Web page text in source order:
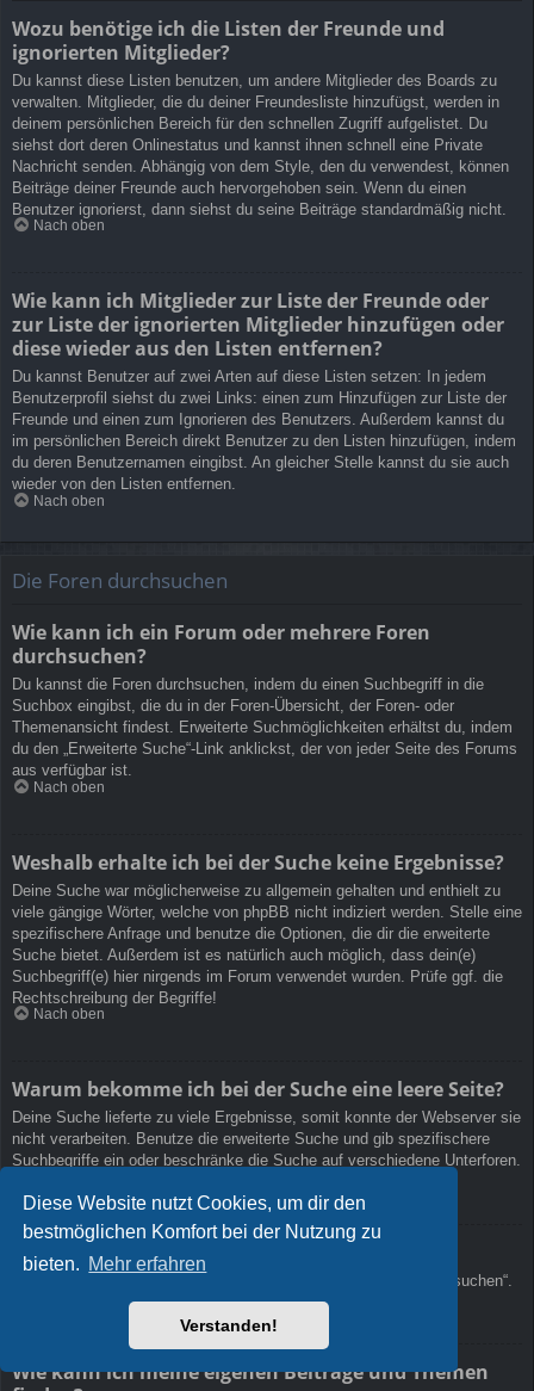
Diese Website nutzt Cookies, um dir den
bestmöglichen Komfort bei der Nutzung zu
bieten. Mehr erfahren
Verstanden!
Wozu benötige ich die Listen der Freunde und
ignorierten Mitglieder?
Du kannst diese Listen benutzen, um andere Mitglieder des Boards zu
verwalten. Mitglieder, die du deiner Freundesliste hinzufügst, werden in
deinem persönlichen Bereich für den schnellen Zugriff aufgelistet. Du
siehst dort deren Onlinestatus und kannst ihnen schnell eine Private
Nachricht senden. Abhängig von dem Style, den du verwendest, können
Beiträge deiner Freunde auch hervorgehoben sein. Wenn du einen
Benutzer ignorierst, dann siehst du seine Beiträge standardmäßig nicht.
Nach oben
Wie kann ich Mitglieder zur Liste der Freunde oder
zur Liste der ignorierten Mitglieder hinzufügen oder
diese wieder aus den Listen entfernen?
Du kannst Benutzer auf zwei Arten auf diese Listen setzen: In jedem
Benutzerprofil siehst du zwei Links: einen zum Hinzufügen zur Liste der
Freunde und einen zum Ignorieren des Benutzers. Außerdem kannst du
im persönlichen Bereich direkt Benutzer zu den Listen hinzufügen, indem
du deren Benutzernamen eingibst. An gleicher Stelle kannst du sie auch
wieder von den Listen entfernen.
Nach oben
Die Foren durchsuchen
Wie kann ich ein Forum oder mehrere Foren
durchsuchen?
Du kannst die Foren durchsuchen, indem du einen Suchbegriff in die
Suchbox eingibst, die du in der Foren-Übersicht, der Foren- oder
Themenansicht findest. Erweiterte Suchmöglichkeiten erhältst du, indem
du den „Erweiterte Suche“-Link anklickst, der von jeder Seite des Forums
aus verfügbar ist.
Nach oben
Weshalb erhalte ich bei der Suche keine Ergebnisse?
Deine Suche war möglicherweise zu allgemein gehalten und enthielt zu
viele gängige Wörter, welche von phpBB nicht indiziert werden. Stelle eine
spezifischere Anfrage und benutze die Optionen, die dir die erweiterte
Suche bietet. Außerdem ist es natürlich auch möglich, dass dein(e)
Suchbegriff(e) hier nirgends im Forum verwendet wurden. Prüfe ggf. die
Rechtschreibung der Begriffe!
Nach oben
Warum bekomme ich bei der Suche eine leere Seite?
Deine Suche lieferte zu viele Ergebnisse, somit konnte der Webserver sie
nicht verarbeiten. Benutze die erweiterte Suche und gib spezifischere
Suchbegriffe ein oder beschränke die Suche auf verschiedene Unterforen.
Wie kann ich nach Mitgliedern suchen?
Gehe zur „Mitglieder“-Seite und klicke auf „Nach einem Mitglied suchen“.
Wie kann ich meine eigenen Beiträge und Themen